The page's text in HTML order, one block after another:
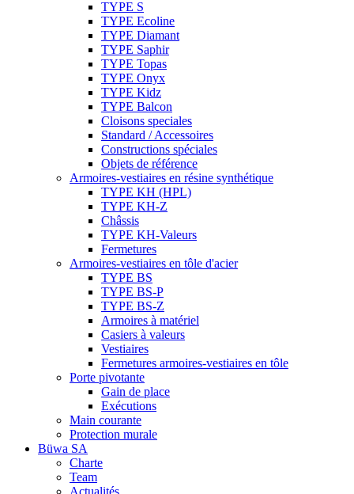
TYPE S
TYPE Ecoline
TYPE Diamant
TYPE Saphir
TYPE Topas
TYPE Onyx
TYPE Kidz
TYPE Balcon
Cloisons speciales
Standard / Accessoires
Constructions spéciales
Objets de référence
Armoires-vestiaires en résine synthétique
TYPE KH (HPL)
TYPE KH-Z
Châssis
TYPE KH-Valeurs
Fermetures
Armoires-vestiaires en tôle d'acier
TYPE BS
TYPE BS-P
TYPE BS-Z
Armoires à matériel
Casiers à valeurs
Vestiaires
Fermetures armoires-vestiaires en tôle
Porte pivotante
Gain de place
Exécutions
Main courante
Protection murale
Büwa SA
Charte
Team
Actualités